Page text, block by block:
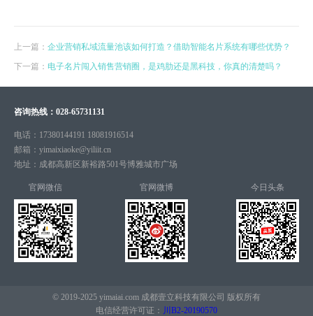
上一篇： 企业营销私域流量池该如何打造？借助智能名片系统有哪些优势？
下一篇： 电子名片闯入销售营销圈，是鸡肋还是黑科技，你真的清楚吗？
咨询热线： 028-65731131
电话： 17380144191 18081916514
邮箱： yimaixiaoke@yiliit.cn
地址： 成都高新区新裕路501号博雅城市广场
官网微信 官网微博 今日头条
© 2019-2025 yimaiai.com 成都壹立科技有限公司 版权所有
电信经营许可证： 川B2-20190570